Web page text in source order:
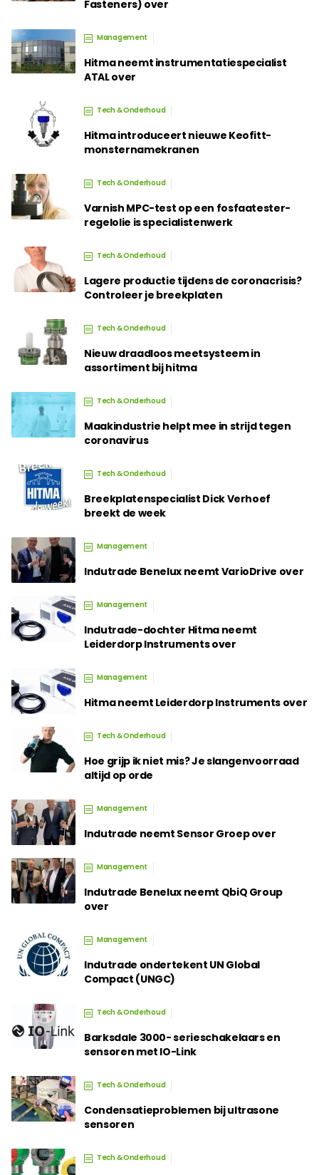
Fasteners) over
Management
Hitma neemt instrumentatiespecialist
ATAL over
Tech & Onderhoud
Hitma introduceert nieuwe Keofitt-
monsternamekranen
Tech & Onderhoud
Varnish MPC-test op een fosfaatester-
regelolie is specialistenwerk
Tech & Onderhoud
Lagere productie tijdens de coronacrisis?
Controleer je breekplaten
Tech & Onderhoud
Nieuw draadloos meetsysteem in
assortiment bij hitma
Tech & Onderhoud
Maakindustrie helpt mee in strijd tegen
coronavirus
Tech & Onderhoud
Breekplatenspecialist Dick Verhoef
breekt de week
Management
Indutrade Benelux neemt VarioDrive over
Management
Indutrade-dochter Hitma neemt
Leiderdorp Instruments over
Management
Hitma neemt Leiderdorp Instruments over
Tech & Onderhoud
Hoe grijp ik niet mis? Je slangenvoorraad
altijd op orde
Management
Indutrade neemt Sensor Groep over
Management
Indutrade Benelux neemt QbiQ Group
over
Management
Indutrade ondertekent UN Global
Compact (UNGC)
Tech & Onderhoud
Barksdale 3000- serieschakelaars en
sensoren met IO-Link
Tech & Onderhoud
Condensatieproblemen bij ultrasone
sensoren
Tech & Onderhoud